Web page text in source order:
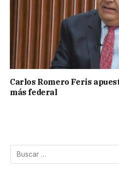
Carlos Romero Feris
más federal